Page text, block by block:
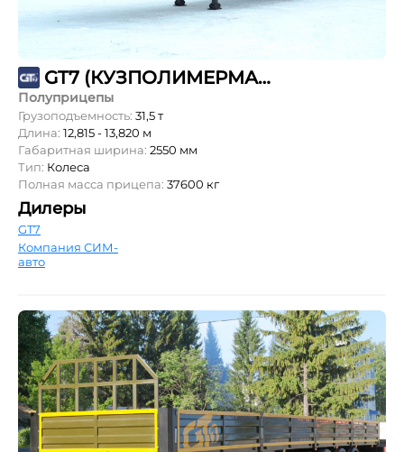
GT7 (КУЗПОЛИМЕРМАШ) ППБ-26
Полуприцепы
Грузоподъемность: 31,5 т
Длина: 12,815 - 13,820 м
Габаритная ширина: 2550 мм
Тип: Колеса
Полная масса прицепа: 37600 кг
Дилеры
GT7
Компания СИМ-
авто